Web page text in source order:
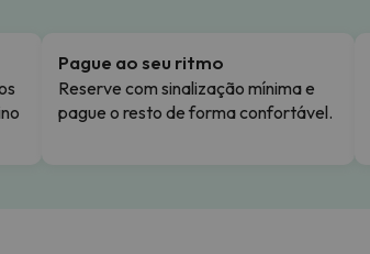
Pague ao seu ritmo
Reserve com sinalização mínima e
pague o resto de forma confortável.